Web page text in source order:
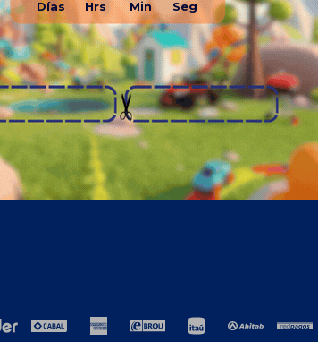
Compra
Como comprar
Términos y condiciones generales
TyC Promociones Medios de Pago
Garantías